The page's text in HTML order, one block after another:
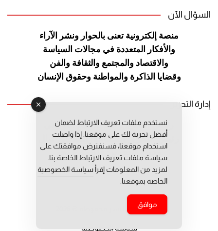
السؤال الآن
منصة إلكترونية تعنى بالحوار ونشر
الآراء
والأفكار المتعددة في مجالات السياسة
والاقتصاد والمجتمع والثقافة والفن
وقضايا الذاكرة والمواطنة وحقوق الإنسان
إدارة التحرير
رئيس التحرير: عبد الرحيم التوراني
رئيس التحرير المساعد: المعطي قبال
مديرة التحرير: فاطمة حوحو
جميع حقوق النشر محفوظة © 2026
سياسة الخصوصية
نستخدم ملفات تعريف الارتباط لضمان
أفضل تجربة لك على موقعنا. إذا واصلت
استخدام موقعنا، فسنفترض موافقتك على
سياسة ملفات تعريف الارتباط الخاصة بنا.
لمزيد من المعلومات إقرأ سياسة الخصوصية
الخاصة بموقعنا.
موافق